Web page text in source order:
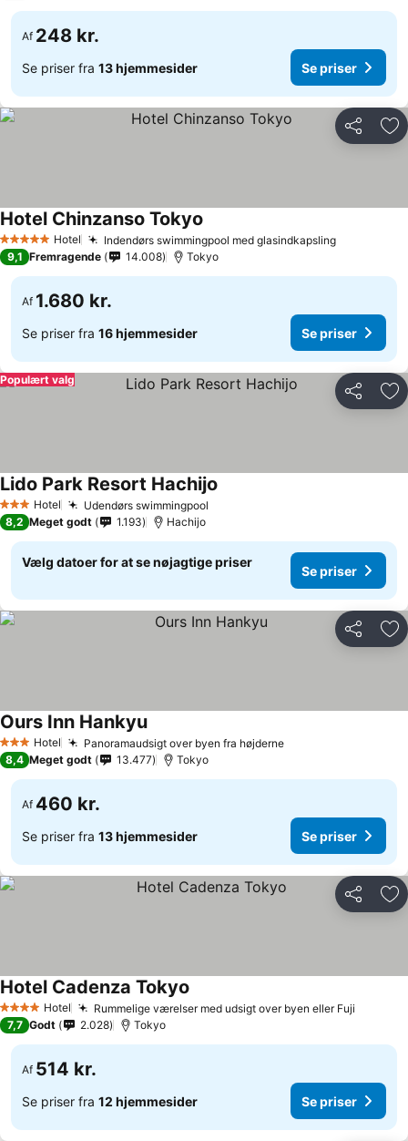
Af 248 kr.
Se priser fra 13 hjemmesider Se priser
Del
5 Stjerner Hotel Indendørs swimmingpool med glasindkapsling
Hotel Chinzanso Tokyo
9,1 Fremragende 14.008 Tokyo
Af 1.680 kr.
Se priser fra 16 hjemmesider Se priser
Del
Populært valg
3 StjernerHotel Udendørs swimmingpool
Lido Park Resort Hachijo
8,2 Meget godt 1.193 Hachijo
Vælg datoer for at se nøjagtige priser
Se priser
Del
3 StjernerHotel Panoramaudsigt over byen fra højderne
Ours Inn Hankyu
8,4 Meget godt 13.477 Tokyo
Af 460 kr.
Se priser fra 13 hjemmesider Se priser
Del
4 StjernerHotel Rummelige værelser med udsigt over byen eller Fuji
Hotel Cadenza Tokyo
7,7 Godt 2.028 Tokyo
Af 514 kr.
Se priser fra 12 hjemmesider Se priser